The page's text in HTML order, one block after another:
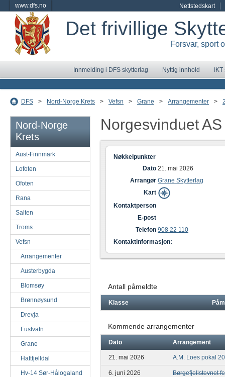
www.dfs.no Nettstedskart
Det frivillige
Forsvar, sport
Innmelding i DFS skytterlag Nyttig innhold
DFS > Nord-Norge Krets > Vefsn > Grane > Arrangementer >
Nord-Norge
Krets
Aust-Finnmark
Lofoten
Ofoten
Rana
Salten
Troms
Vefsn
Arrangementer
Austerbygda
Blomsøy
Brønnøysund
Drevja
Fustvatn
Grane
Hattfjelldal
Hv-14 Sør-Hålogaland
Norgesvinduet
Nøkkelpunkter
Dato 21. mai 2026
Arrangør Grane Skytterlag
Kart
Kontaktperson
E-post
Telefon 908 22 110
Kontaktinformasjon:
Antall påmeldte
Klasse
Kommende arrangementer
Dato Arrangement
21. mai 2026 A.M. Loes pokal
6. juni 2026 Børgefjellstevnet